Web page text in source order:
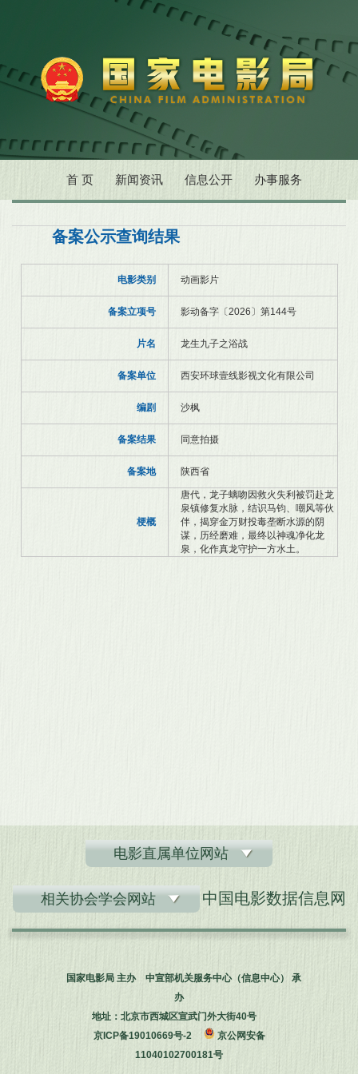
首 页 新闻资讯 信息公开 办事服务
备案公示查询结果
电影类别 动画影片
备案立项号 影动备字〔2026〕第144号
片名 龙生九子之浴战
备案单位 西安环球壹线影视文化有限公司
编剧 沙枫
备案结果 同意拍摄
备案地 陕西省
梗概
唐代，龙子螭吻因救火失利被罚赴龙
泉镇修复水脉，结识马钧、嘲风等伙
伴，揭穿金万财投毒垄断水源的阴
谋，历经磨难，最终以神魂净化龙
泉，化作真龙守护一方水土。
电影直属单位网站
相关协会学会网站 中国电影数据信息网
国家电影局 主办 中宣部机关服务中心（信息中心） 承
办
地址：北京市西城区宣武门外大街40号
京ICP备19010669号-2
京公网安备
11040102700181号